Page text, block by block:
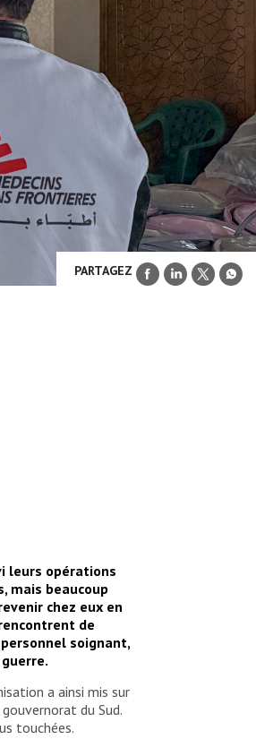
PARTAGEZ
leurs opérations
mais beaucoup
chez eux en
de
soignant,
a ainsi mis sur
du Sud.
touchées.